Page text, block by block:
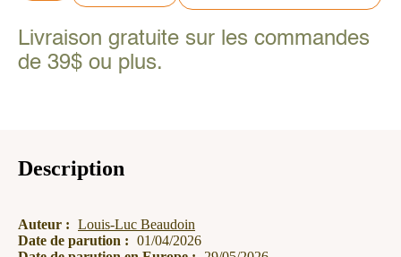
Sudokus
variés
Livraison gratuite sur les commandes
de 39$ ou plus.
Description
Auteur : Louis-Luc Beaudoin
Date de parution : 01/04/2026